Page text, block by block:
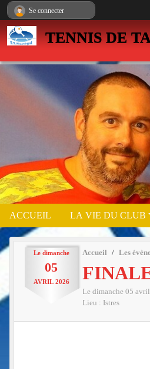
TENNIS DE
ACCUEIL LA VIE DU CLUB
Le dimanche
05
AVRIL 2026
Accueil Les
Le dimanche 05 avril
Lieu : Istres
Se connecter
Panneau de gestion des cookies